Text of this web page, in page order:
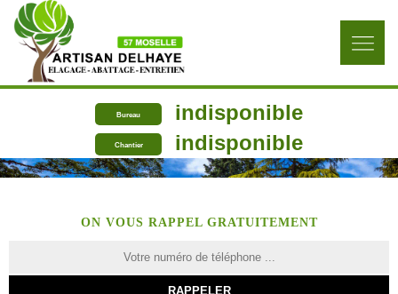
Bureau indisponible
Chantier indisponible
ON VOUS RAPPEL GRATUITEMENT